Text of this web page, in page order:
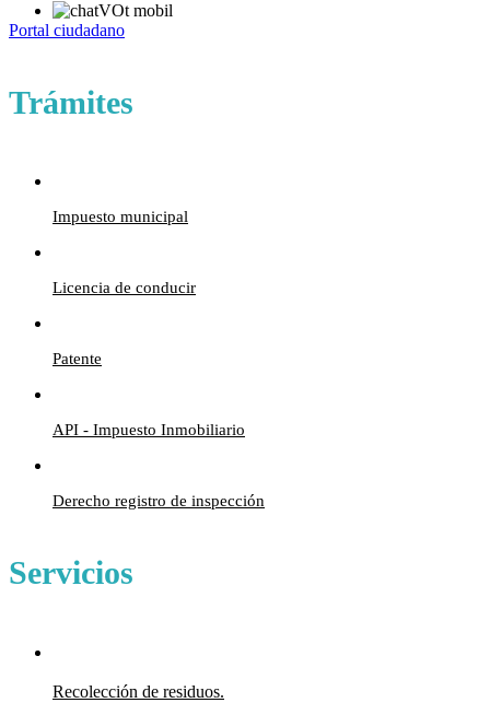
Portal ciudadano
Trámites
Impuesto municipal
Licencia de conducir
Patente
API - Impuesto Inmobiliario
Derecho registro de inspección
Servicios
Recolección de residuos.